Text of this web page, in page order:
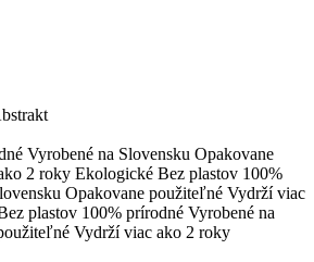
Vyrobené na Slovensku Opakovane
2 roky Ekologické Bez plastov 100%
Opakovane použiteľné Vydrží viac
plastov 100% prírodné Vyrobené na
Vydrží viac ako 2 roky